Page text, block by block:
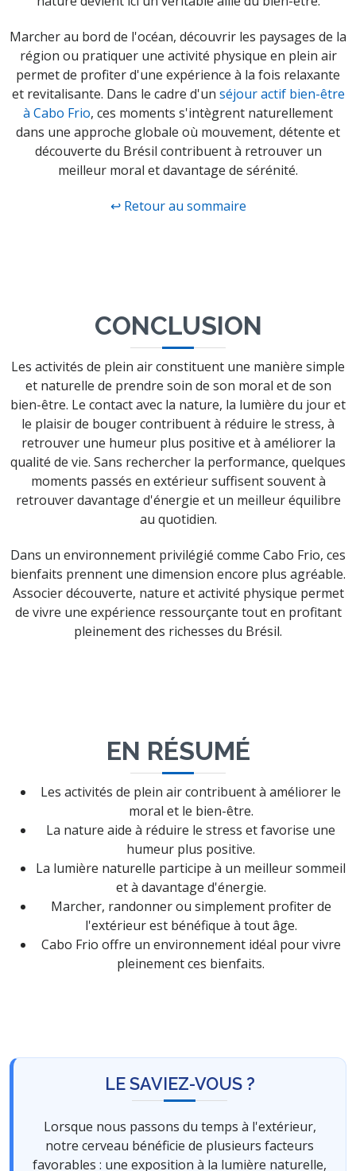
Marcher au bord de l'océan, découvrir les paysages de la
région ou pratiquer une activité physique en plein air
permet de profiter d'une expérience à la fois relaxante
et revitalisante. Dans le cadre d'un séjour actif bien-être
à Cabo Frio, ces moments s'intègrent naturellement
dans une approche globale où mouvement, détente et
découverte du Brésil contribuent à retrouver un
meilleur moral et davantage de sérénité.
↩ Retour au sommaire
CONCLUSION
Les activités de plein air constituent une manière simple
et naturelle de prendre soin de son moral et de son
bien-être. Le contact avec la nature, la lumière du jour et
le plaisir de bouger contribuent à réduire le stress, à
retrouver une humeur plus positive et à améliorer la
qualité de vie. Sans rechercher la performance, quelques
moments passés en extérieur suffisent souvent à
retrouver davantage d'énergie et un meilleur équilibre
au quotidien.
Dans un environnement privilégié comme Cabo Frio, ces
bienfaits prennent une dimension encore plus agréable.
Associer découverte, nature et activité physique permet
de vivre une expérience ressourçante tout en profitant
pleinement des richesses du Brésil.
EN RÉSUMÉ
Les activités de plein air contribuent à améliorer le
moral et le bien-être.
La nature aide à réduire le stress et favorise une
humeur plus positive.
La lumière naturelle participe à un meilleur sommeil
et à davantage d'énergie.
Marcher, randonner ou simplement profiter de
l'extérieur est bénéfique à tout âge.
Cabo Frio offre un environnement idéal pour vivre
pleinement ces bienfaits.
LE SAVIEZ-VOUS ?
Lorsque nous passons du temps à l'extérieur,
notre cerveau bénéficie de plusieurs facteurs
favorables : une exposition à la lumière naturelle,